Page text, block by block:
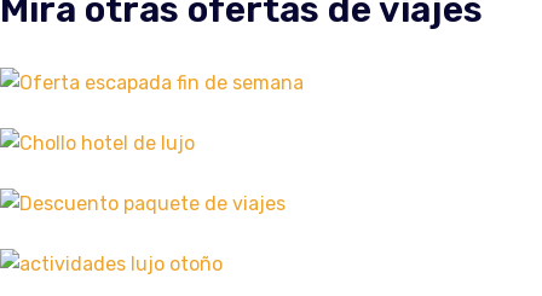
Mira otras ofertas de viajes